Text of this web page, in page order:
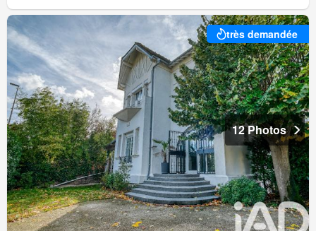
très demandée
12 Photos